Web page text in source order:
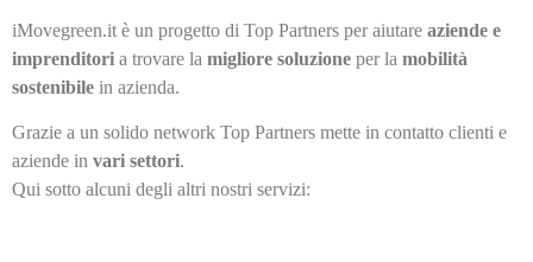
iMovegreen.it è un progetto di Top Partners per aiutare aziende e
imprenditori a trovare la migliore soluzione per la mobilità
sostenibile in azienda.
Grazie a un solido network Top Partners mette in contatto clienti e
aziende in vari settori.
Qui sotto alcuni degli altri nostri servizi: